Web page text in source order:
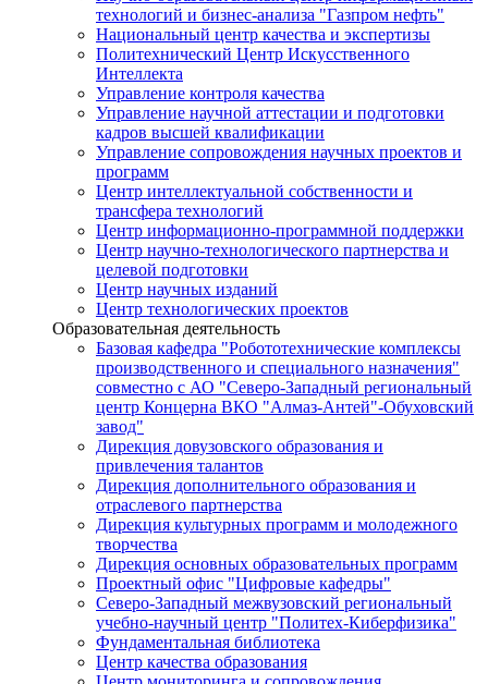
технологий и бизнес-анализа "Газпром нефть"
Национальный центр качества и экспертизы
Политехнический Центр Искусственного
Интеллекта
Управление контроля качества
Управление научной аттестации и подготовки
кадров высшей квалификации
Управление сопровождения научных проектов и
программ
Центр интеллектуальной собственности и
трансфера технологий
Центр информационно-программной поддержки
Центр научно-технологического партнерства и
целевой подготовки
Центр научных изданий
Центр технологических проектов
Образовательная деятельность
Базовая кафедра "Робототехнические комплексы
производственного и специального назначения"
совместно с АО "Северо-Западный региональный
центр Концерна ВКО "Алмаз-Антей"-Обуховский
завод"
Дирекция довузовского образования и
привлечения талантов
Дирекция дополнительного образования и
отраслевого партнерства
Дирекция культурных программ и молодежного
творчества
Дирекция основных образовательных программ
Проектный офис "Цифровые кафедры"
Северо-Западный межвузовский региональный
учебно-научный центр "Политех-Киберфизика"
Фундаментальная библиотека
Центр качества образования